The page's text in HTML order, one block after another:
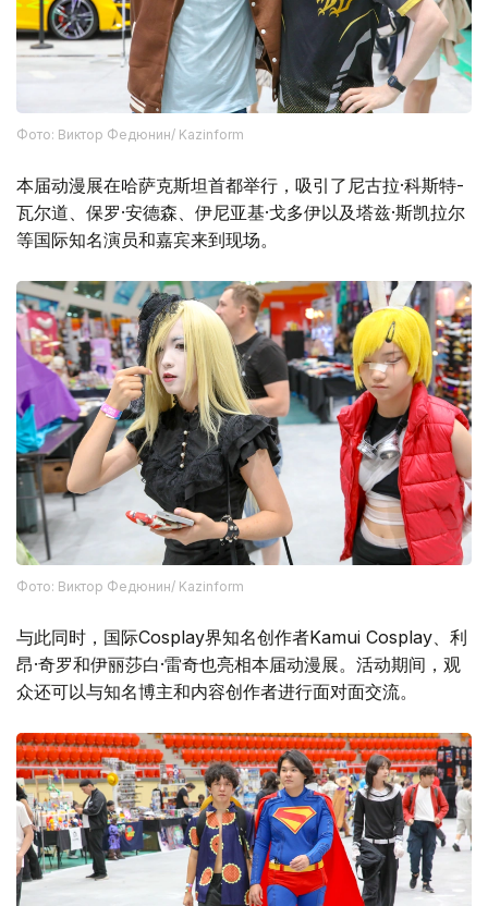
Фото: Виктор Федюнин/ Kazinform
本届动漫展在哈萨克斯坦首都举行，吸引了尼古拉·科斯特-
瓦尔道、保罗·安德森、伊尼亚基·戈多伊以及塔兹·斯凯拉尔
等国际知名演员和嘉宾来到现场。
Фото: Виктор Федюнин/ Kazinform
与此同时，国际Cosplay界知名创作者Kamui Cosplay、利
昂·奇罗和伊丽莎白·雷奇也亮相本届动漫展。活动期间，观
众还可以与知名博主和内容创作者进行面对面交流。